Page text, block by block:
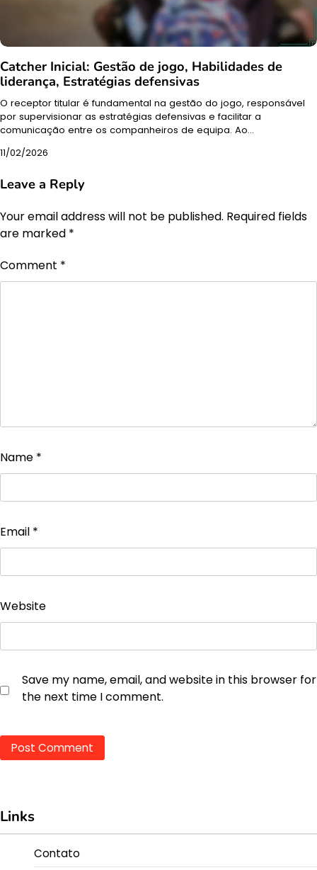
Catcher Inicial: Gestão de jogo, Habilidades de
liderança, Estratégias defensivas
O receptor titular é fundamental na gestão do jogo, responsável
por supervisionar as estratégias defensivas e facilitar a
comunicação entre os companheiros de equipa. Ao…
11/02/2026
Leave a Reply
Your email address will not be published. Required fields
are marked *
Comment *
Name *
Email *
Website
Save my name, email, and website in this browser for
the next time I comment.
Links
Contato